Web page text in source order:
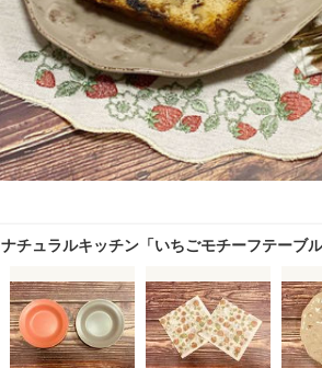
ナチュラルキッチン「いちごモチーフテーブ